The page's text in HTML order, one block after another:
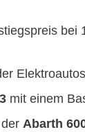
bei
mit einem
Abarth